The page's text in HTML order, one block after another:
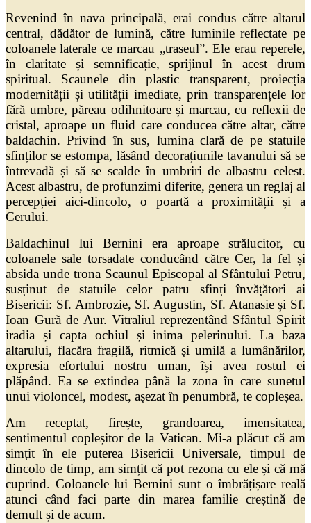
Revenind în nava principală, erai condus către altarul
central, dădător de lumină, către luminile reflectate pe
coloanele laterale ce marcau „traseul”. Ele erau reperele,
în claritate și semnificație, sprijinul în acest drum
spiritual. Scaunele din plastic transparent, proiecția
modernității și utilității imediate, prin transparențele lor
fără umbre, păreau odihnitoare și marcau, cu reflexii de
cristal, aproape un fluid care conducea către altar, către
baldachin. Privind în sus, lumina clară de pe statuile
sfinților se estompa, lăsând decorațiunile tavanului să se
întrevadă și să se scalde în umbriri de albastru celest.
Acest albastru, de profunzimi diferite, genera un reglaj al
percepției aici-dincolo, o poartă a proximității și a
Cerului.
Baldachinul lui Bernini era aproape strălucitor, cu
coloanele sale torsadate conducând către Cer, la fel și
absida unde trona Scaunul Episcopal al Sfântului Petru,
susținut de statuile celor patru sfinți învățători ai
Bisericii: Sf. Ambrozie, Sf. Augustin, Sf. Atanasie și Sf.
Ioan Gură de Aur. Vitraliul reprezentând Sfântul Spirit
iradia și capta ochiul și inima pelerinului. La baza
altarului, flacăra fragilă, ritmică și umilă a lumânărilor,
expresia efortului nostru uman, își avea rostul ei
plăpând. Ea se extindea până la zona în care sunetul
unui violoncel, modest, așezat în penumbră, te copleșea.
Am receptat, firește, grandoarea, imensitatea,
sentimentul copleșitor de la Vatican. Mi-a plăcut că am
simțit în ele puterea Bisericii Universale, timpul de
dincolo de timp, am simțit că pot rezona cu ele și că mă
cuprind. Coloanele lui Bernini sunt o îmbrățișare reală
atunci când faci parte din marea familie creștină de
demult și de acum.